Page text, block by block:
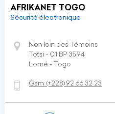
AFRIKANET TOGO
Sécurité électronique
Non loin des Témoins
Totsi - 01 BP 3594
Lomé - Togo
Gsm:(+228)92 66 32 23